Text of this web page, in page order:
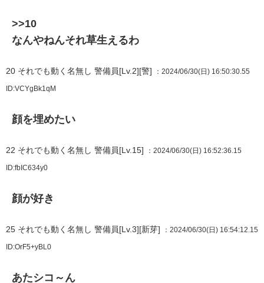
>>10
なんやねんそれ草生えるわ
20 それでも動く名無し 警備員[Lv.2][警] ：2024/06/30(日) 16:50:30.55
ID:VCYgBk1qM
顔を埋めたい
22 それでも動く名無し 警備員[Lv.15] ：2024/06/30(日) 16:52:36.15
ID:fbIC634y0
顔が好き
25 それでも動く名無し 警備員[Lv.3][新芽] ：2024/06/30(日) 16:54:12.15
ID:OrF5+yBL0
あたシコ～ん